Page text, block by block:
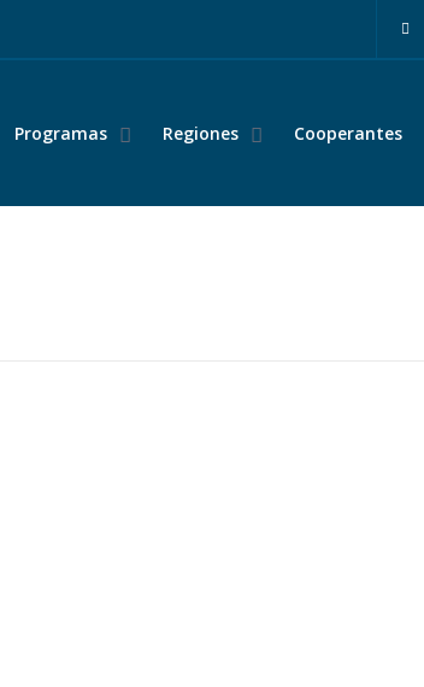
Programas Regiones Cooperantes